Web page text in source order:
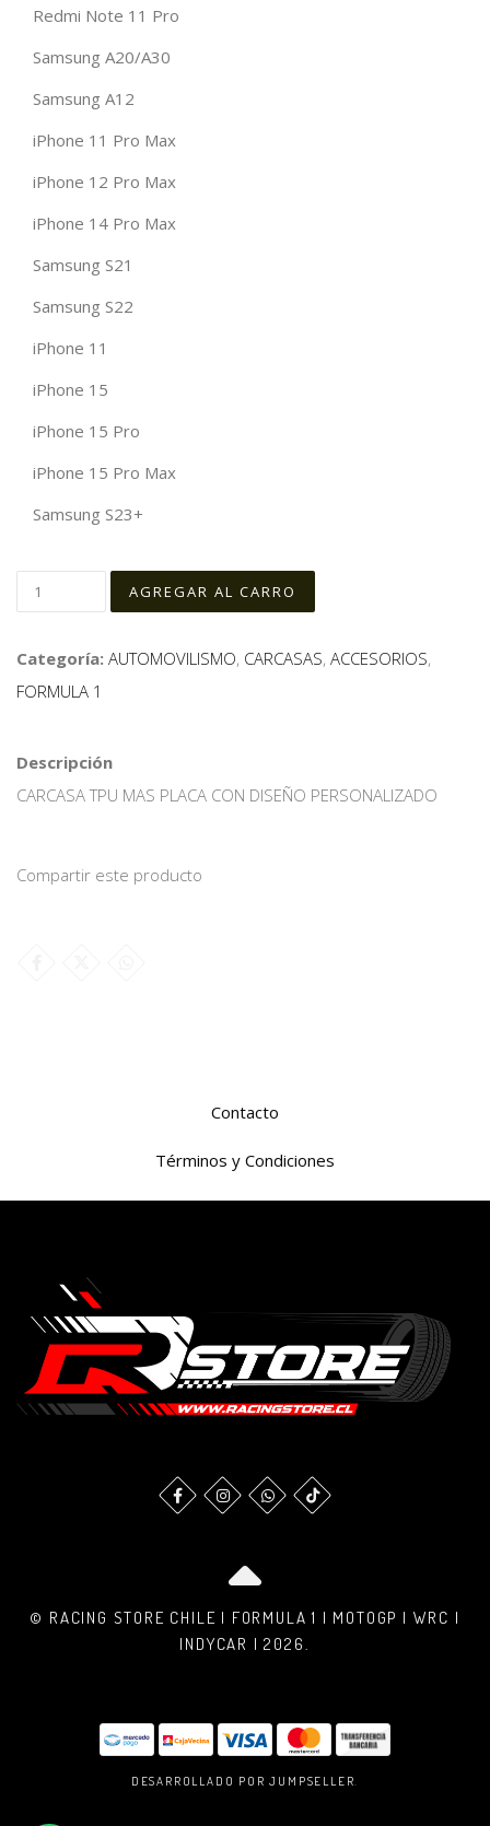
Redmi Note 11 Pro
Samsung A20/A30
Samsung A12
iPhone 11 Pro Max
iPhone 12 Pro Max
iPhone 14 Pro Max
Samsung S21
Samsung S22
iPhone 11
iPhone 15
iPhone 15 Pro
iPhone 15 Pro Max
Samsung S23+
Categoría: AUTOMOVILISMO, CARCASAS, ACCESORIOS,
FORMULA 1
Descripción
CARCASA TPU MAS PLACA CON DISEÑO PERSONALIZADO
Compartir este producto
Contacto
Términos y Condiciones
© RACING STORE CHILE | FORMULA 1 | MOTOGP | WRC |
INDYCAR | 2026.
DESARROLLADO POR JUMPSELLER.